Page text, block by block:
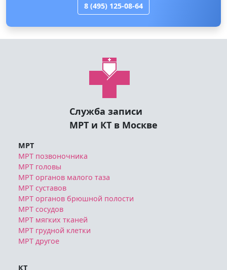
8 (495) 125-08-64
Служба записи
МРТ и КТ в Москве
МРТ
МРТ позвоночника
МРТ головы
МРТ органов малого таза
МРТ суставов
МРТ органов брюшной полости
МРТ сосудов
МРТ мягких тканей
МРТ грудной клетки
МРТ другое
КТ